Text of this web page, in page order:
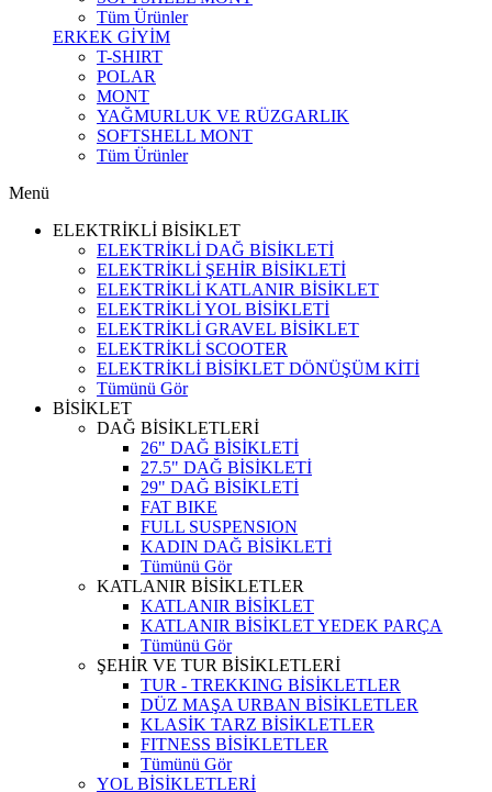
Tüm Ürünler
ERKEK GİYİM
T-SHIRT
POLAR
MONT
YAĞMURLUK VE RÜZGARLIK
SOFTSHELL MONT
Tüm Ürünler
Menü
ELEKTRİKLİ BİSİKLET
ELEKTRİKLİ DAĞ BİSİKLETİ
ELEKTRİKLİ ŞEHİR BİSİKLETİ
ELEKTRİKLİ KATLANIR BİSİKLET
ELEKTRİKLİ YOL BİSİKLETİ
ELEKTRİKLİ GRAVEL BİSİKLET
ELEKTRİKLİ SCOOTER
ELEKTRİKLİ BİSİKLET DÖNÜŞÜM KİTİ
Tümünü Gör
BİSİKLET
DAĞ BİSİKLETLERİ
26" DAĞ BİSİKLETİ
27.5" DAĞ BİSİKLETİ
29" DAĞ BİSİKLETİ
FAT BIKE
FULL SUSPENSION
KADIN DAĞ BİSİKLETİ
Tümünü Gör
KATLANIR BİSİKLETLER
KATLANIR BİSİKLET
KATLANIR BİSİKLET YEDEK PARÇA
Tümünü Gör
ŞEHİR VE TUR BİSİKLETLERİ
TUR - TREKKING BİSİKLETLER
DÜZ MAŞA URBAN BİSİKLETLER
KLASİK TARZ BİSİKLETLER
FITNESS BİSİKLETLER
Tümünü Gör
YOL BİSİKLETLERİ